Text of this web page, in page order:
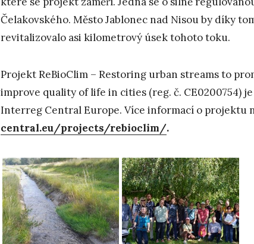
Čelakovského. Město Jablonec nad Nisou by díky
revitalizovalo asi kilometrový úsek tohoto toku.
Projekt ReBioClim – Restoring urban streams to
improve quality of life in cities (reg. č. CE0200754)
Interreg Central Europe. Více informací o projektu
central.eu/projects/rebioclim/.